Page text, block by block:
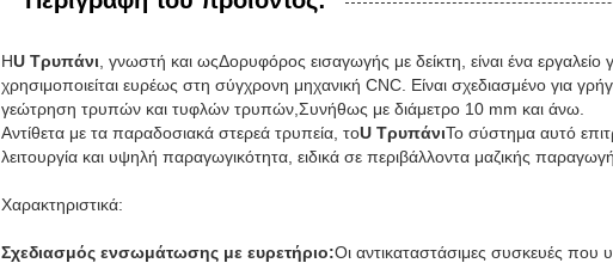
ΗU Τρυπάνι , γνωστή και ωςΔορυφόρος εισαγωγής με δείκτη , είναι ένα
χρησιμοποιείται ευρέως στη σύγχρονη μηχανική CNC. Είναι σχεδιασμένο για
γεώτρηση τρυπών και τυφλών τρυπών,Συνήθως με διάμετρο 10 mm και άνω.
Αντίθετα με τα παραδοσιακά στερεά τρυπεία, τοU ΤρυπάνιΤο σύστημα αυτό
λειτουργία και υψηλή παραγωγικότητα, ειδικά σε περιβάλλοντα μαζικής
Χαρακτηριστικά:
Σχεδιασμός ενσωμάτωσης με ευρετήριο:Οι αντικαταστάσιμες συσκευές που